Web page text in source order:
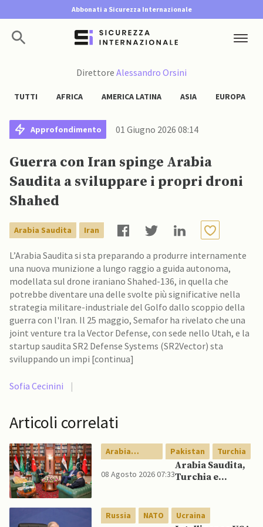
Abbonati a Sicurezza Internazionale
Direttore Alessandro Orsini
TUTTI AFRICA AMERICA LATINA ASIA EUROPA
Approfondimento 01 Giugno 2026 08:14
Guerra con Iran spinge Arabia
Saudita a sviluppare i propri droni
Shahed
Arabia Saudita Iran
L’Arabia Saudita si sta preparando a produrre internamente
una nuova munizione a lungo raggio a guida autonoma,
modellata sul drone iraniano Shahed-136, in quella che
potrebbe diventare una delle svolte più significative nella
strategia militare-industriale del Golfo dallo scoppio della
guerra con l'Iran. Il 25 maggio, Semafor ha rivelato che una
joint venture tra la Vector Defense, con sede nello Utah, e la
startup saudita SR2 Defense Systems (SR2Vector) sta
sviluppando un impi [continua]
Sofia Cecinini |
Articoli correlati
Arabia
Saudita
Pakistan Turchia
08 Agosto 2026 07:33
Arabia Saudita,
Turchia e
reciproca
Russia NATO Ucraina